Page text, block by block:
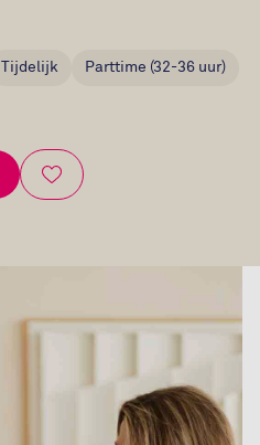
Tijdelijk Parttime (32-36 uur)
Bewaar vacature